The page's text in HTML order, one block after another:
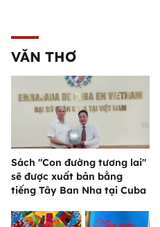
VĂN THƠ
Sách "Con đường tương lai"
sẽ được xuất bản bằng
tiếng Tây Ban Nha tại Cuba